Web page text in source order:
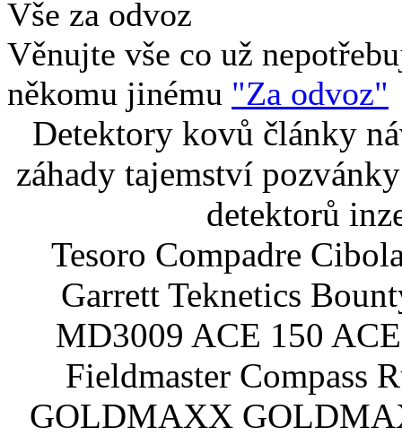
Vše za odvoz
Věnujte vše co už
někomu jinému "Za odvoz"
Detektory kovů články
záhady tajemství
detektorů
Tesoro Compadre
Garrett Teknetics
MD3009 ACE 150
Fieldmaster Compass
GOLDMAXX